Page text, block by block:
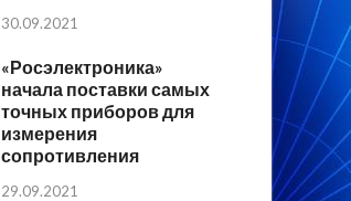
30.09.2021
«Росэлектроника»
начала поставки самых
точных приборов для
измерения
сопротивления
29.09.2021